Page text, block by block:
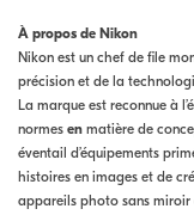
À propos de Nikon
Nikon est un chef de file
précision et de la
La marque est reconnue à
normes en matière de
éventail d’équipements
histoires en images et de
appareils photo sans miroir